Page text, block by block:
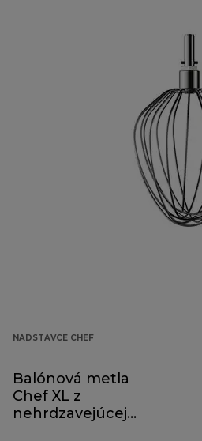
NADSTAVCE CHEF
Balónová metla
Chef XL z
nehrdzavejúcej